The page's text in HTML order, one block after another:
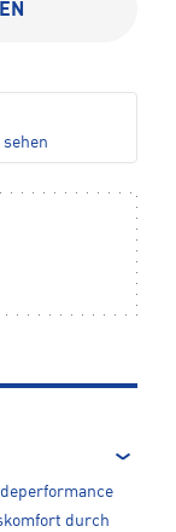
durch